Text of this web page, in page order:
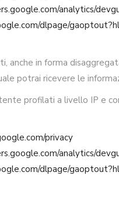
analytics/
dlpage/
anche in forma
potrai ricevere le
profilati a livello IP e
privacy
analytics/
dlpage/